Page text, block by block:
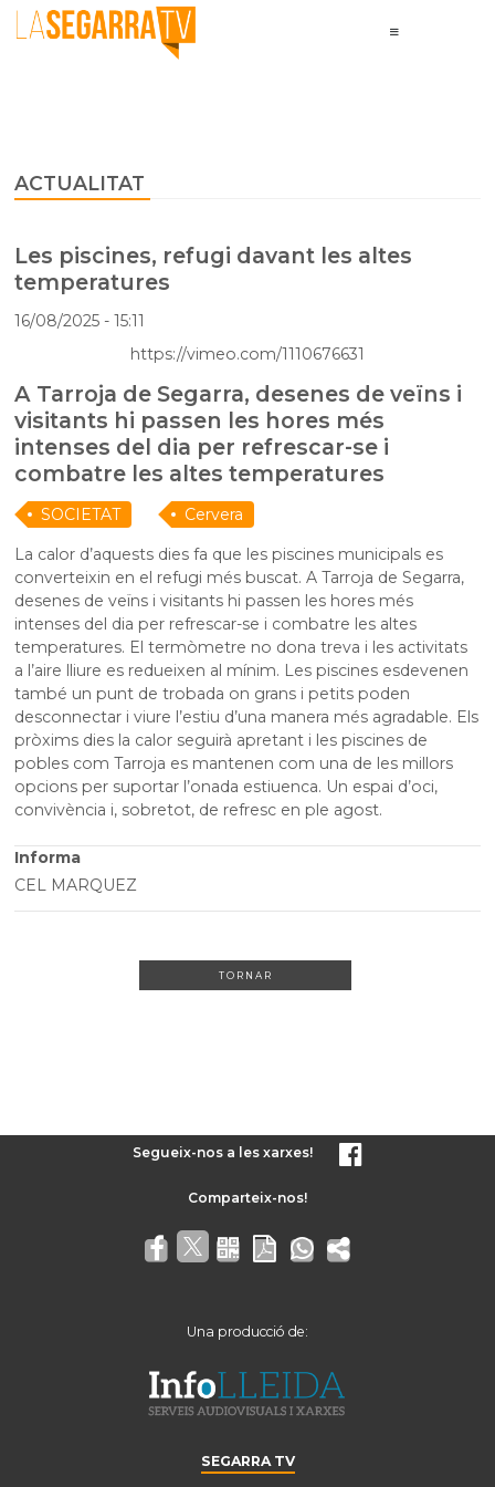
ACTUALITAT
Les piscines, refugi davant les altes
temperatures
16/08/2025- 15:11
https://vimeo.com/1110676631
A Tarroja de Segarra, desenes de veïns i
visitants hi passen les hores més
intenses del dia per refrescar-se i
combatre les altes temperatures
SOCIETAT
Cervera
La calor d’aquests dies fa que les piscines municipals es
converteixin en el refugi més buscat. A Tarroja de Segarra,
desenes de veïns i visitants hi passen les hores més
intenses del dia per refrescar-se i combatre les altes
temperatures. El termòmetre no dona treva i les activitats
a l’aire lliure es redueixen al mínim. Les piscines esdevenen
també un punt de trobada on grans i petits poden
desconnectar i viure l’estiu d’una manera més agradable. Els
pròxims dies la calor seguirà apretant i les piscines de
pobles com Tarroja es mantenen com una de les millors
opcions per suportar l’onada estiuenca. Un espai d’oci,
convivència i, sobretot, de refresc en ple agost.
Informa
CEL MARQUEZ
TORNAR
Segueix-nos a les xarxes!
Una producció de:
SEGARRA TV